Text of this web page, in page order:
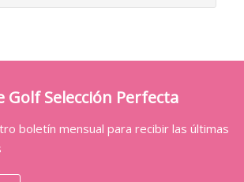
Golf Selección Perfecta
boletín mensual para recibir las últimas